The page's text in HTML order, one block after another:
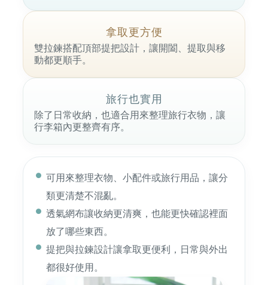
拿取更方便
雙拉鍊搭配頂部提把設計，讓開闔、提取與移
動都更順手。
旅行也實用
除了日常收納，也適合用來整理旅行衣物，讓
行李箱內更整齊有序。
可用來整理衣物、小配件或旅行用品，讓分
類更清楚不混亂。
透氣網布讓收納更清爽，也能更快確認裡面
放了哪些東西。
提把與拉鍊設計讓拿取更便利，日常與外出
都很好使用。